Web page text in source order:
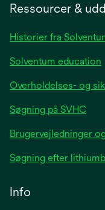
tab
Ressourcer &
Historier fra
Solventum education
Overholdelses- og
Søgning på SVHC
Brugervejledninger
Søgning efter
Info